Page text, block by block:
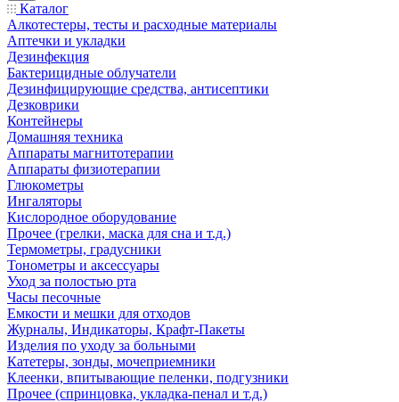
Каталог
Алкотестеры, тесты и расходные материалы
Аптечки и укладки
Дезинфекция
Бактерицидные облучатели
Дезинфицирующие средства, антисептики
Дезковрики
Контейнеры
Домашняя техника
Аппараты магнитотерапии
Аппараты физиотерапии
Глюкометры
Ингаляторы
Кислородное оборудование
Прочее (грелки, маска для сна и т.д.)
Термометры, градусники
Тонометры и аксессуары
Уход за полостью рта
Часы песочные
Емкости и мешки для отходов
Журналы, Индикаторы, Крафт-Пакеты
Изделия по уходу за больными
Катетеры, зонды, мочеприемники
Клеенки, впитывающие пеленки, подгузники
Прочее (спринцовка, укладка-пенал и т.д.)